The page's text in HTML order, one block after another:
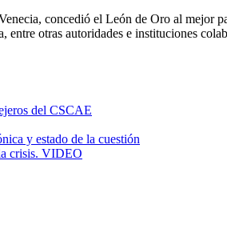
concedió el León de Oro al
otras autoridades e instituciones
del CSCAE
y estado de la cuestión
crisis. VIDEO